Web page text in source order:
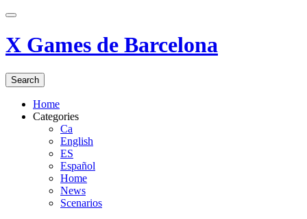
X Games de Barcelona
Search
Home
Categories
Ca
English
ES
Español
Home
News
Scenarios